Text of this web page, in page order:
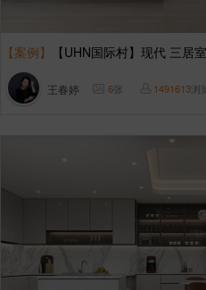
【案例】 【UHN国际村】现代 三居
王春婷 6张 1491613浏